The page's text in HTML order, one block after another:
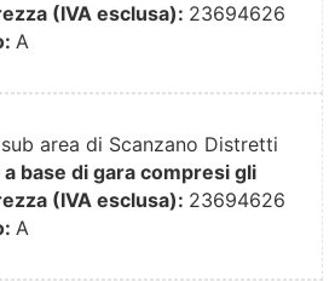
(IVA esclusa): 23694626
A
area di Scanzano Distretti
base di gara compresi gli
(IVA esclusa): 23694626
A